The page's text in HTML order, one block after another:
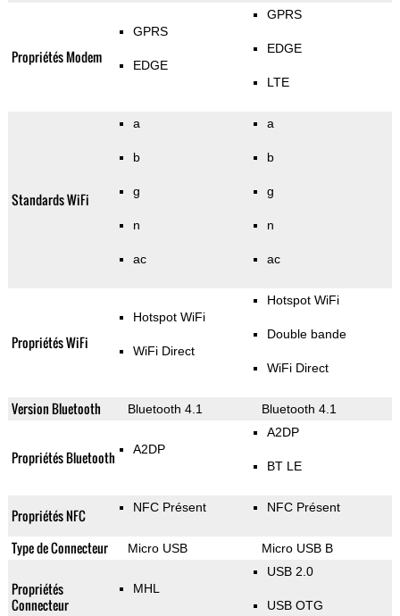
Propriétés Modem
GPRS
EDGE
GPRS
EDGE
LTE
Standards WiFi
a
b
g
n
ac
a
b
g
n
ac
Propriétés WiFi
Hotspot WiFi
WiFi Direct
Hotspot WiFi
Double bande
WiFi Direct
Version Bluetooth Bluetooth 4.1 Bluetooth 4.1
Propriétés Bluetooth A2DP
A2DP
BT LE
Propriétés NFC NFC Présent NFC Présent
Type de Connecteur Micro USB Micro USB B
Propriétés
Connecteur
MHL
USB 2.0
USB OTG